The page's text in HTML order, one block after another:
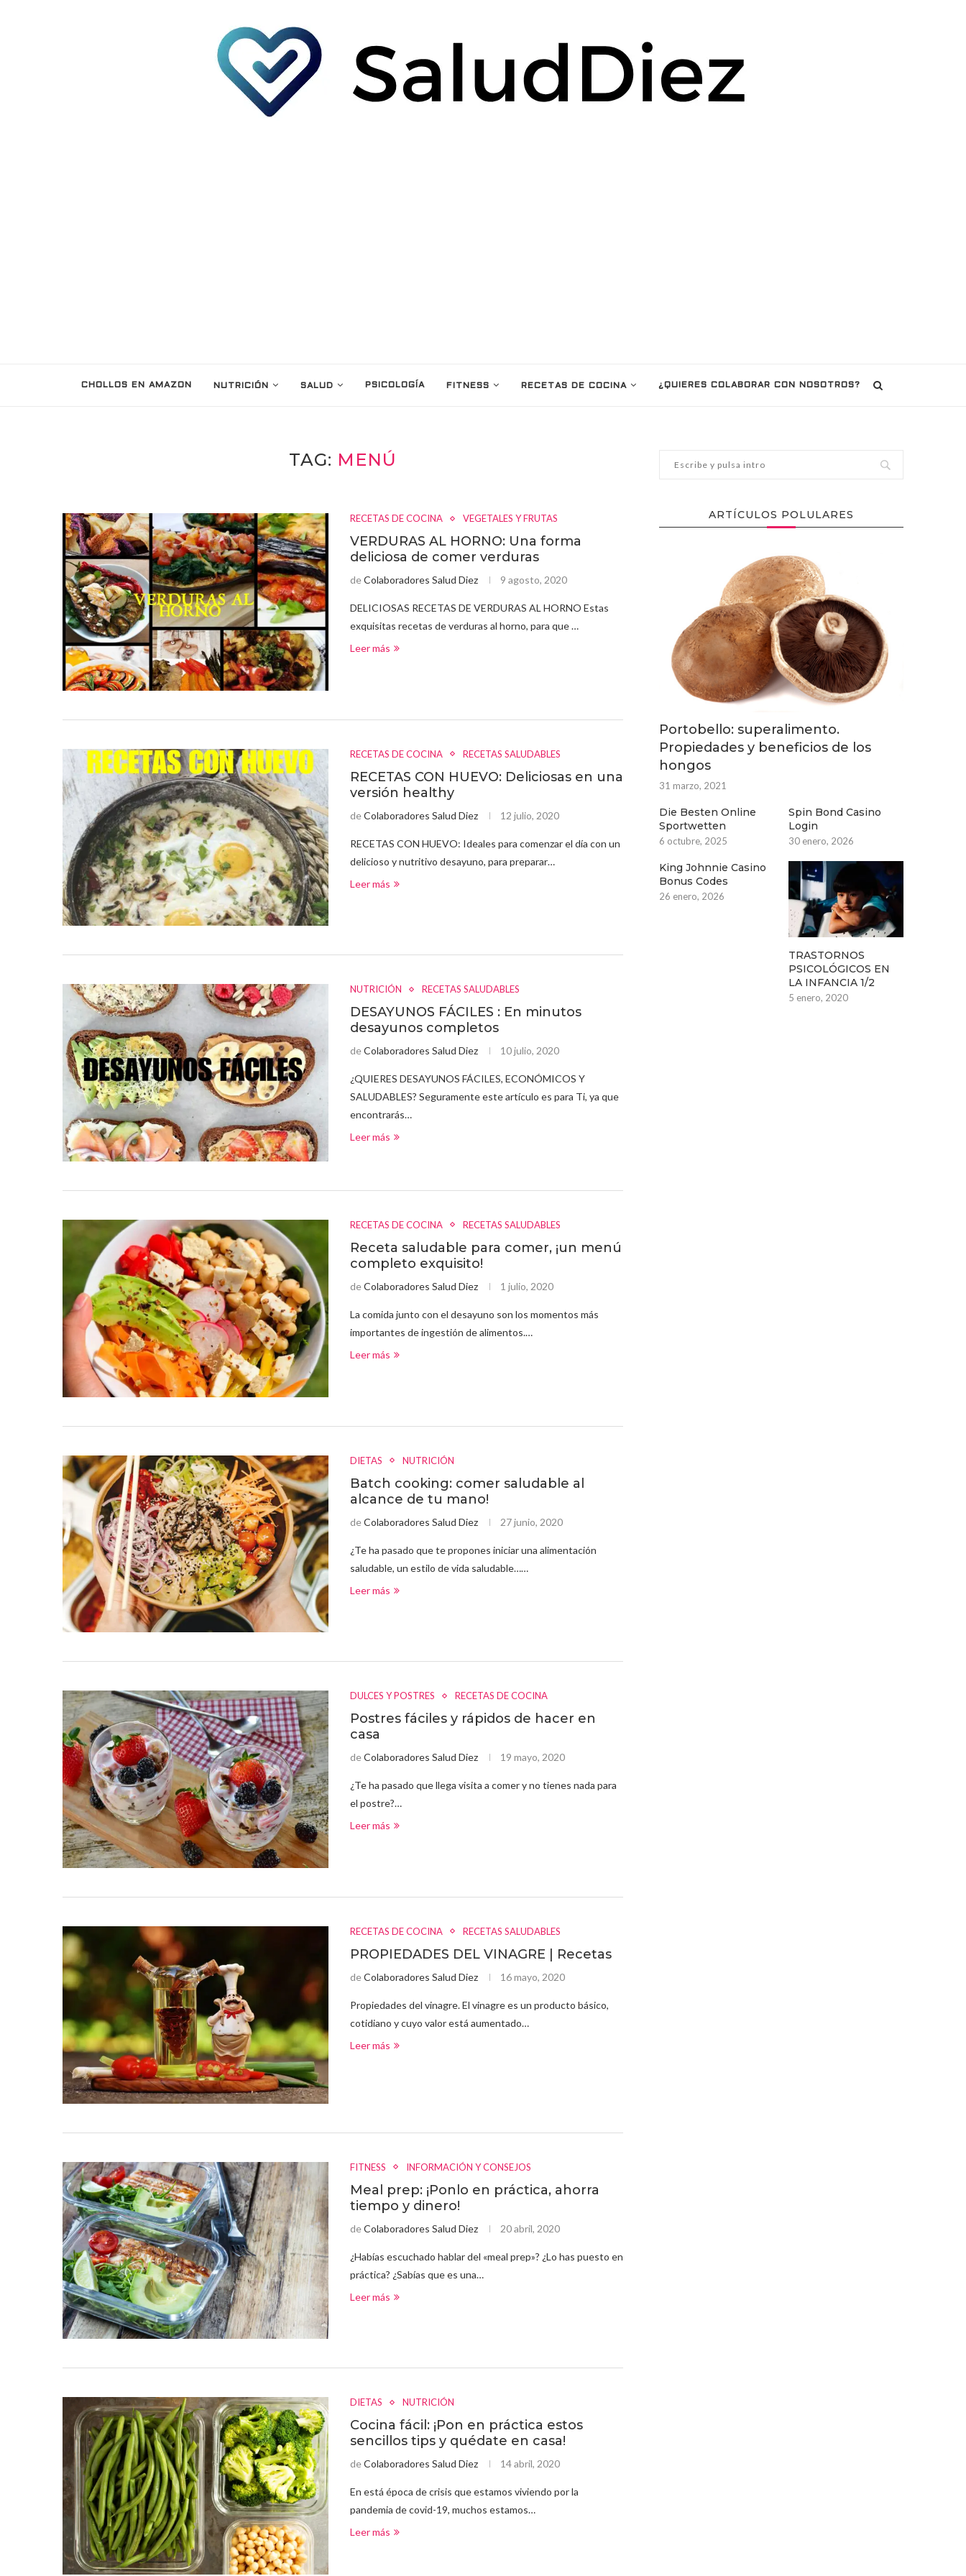
CHOLLOS EN AMAZON NUTRICIÓN SALUD PSICOLOGÍA FITNESS RECETAS DE COCINA ¿QUIERES COLABORAR CON NOSOTROS?
TAG: MENÚ
RECETAS DE COCINA VEGETALES Y FRUTAS
VERDURAS AL HORNO: Una forma
deliciosa de comer verduras
deColaboradores Salud Diez 9 agosto, 2020
DELICIOSAS RECETAS DE VERDURAS AL HORNO Estas
exquisitas recetas de verduras al horno, para que …
Leer más
RECETAS DE COCINA RECETAS SALUDABLES
RECETAS CON HUEVO: Deliciosas en una
versión healthy
deColaboradores Salud Diez 12 julio, 2020
RECETAS CON HUEVO: Ideales para comenzar el día con un
delicioso y nutritivo desayuno, para preparar…
Leer más
NUTRICIÓN RECETAS SALUDABLES
DESAYUNOS FÁCILES : En minutos
desayunos completos
deColaboradores Salud Diez 10 julio, 2020
¿QUIERES DESAYUNOS FÁCILES, ECONÓMICOS Y
SALUDABLES? Seguramente este artículo es para Ti, ya que
encontrarás…
Leer más
RECETAS DE COCINA RECETAS SALUDABLES
Receta saludable para comer, ¡un menú
completo exquisito!
deColaboradores Salud Diez 1 julio, 2020
La comida junto con el desayuno son los momentos más
importantes de ingestión de alimentos.…
Leer más
DIETAS NUTRICIÓN
Batch cooking: comer saludable al
alcance de tu mano!
deColaboradores Salud Diez 27 junio, 2020
¿Te ha pasado que te propones iniciar una alimentación
saludable, un estilo de vida saludable……
Leer más
DULCES Y POSTRES RECETAS DE COCINA
Postres fáciles y rápidos de hacer en
casa
deColaboradores Salud Diez 19 mayo, 2020
¿Te ha pasado que llega visita a comer y no tienes nada para
el postre?…
Leer más
RECETAS DE COCINA RECETAS SALUDABLES
PROPIEDADES DEL VINAGRE | Recetas
deColaboradores Salud Diez 16 mayo, 2020
Propiedades del vinagre. El vinagre es un producto básico,
cotidiano y cuyo valor está aumentado…
Leer más
FITNESS INFORMACIÓN Y CONSEJOS
Meal prep: ¡Ponlo en práctica, ahorra
tiempo y dinero!
deColaboradores Salud Diez 20 abril, 2020
¿Habías escuchado hablar del «meal prep»? ¿Lo has puesto en
práctica? ¿Sabías que es una…
Leer más
DIETAS NUTRICIÓN
Cocina fácil: ¡Pon en práctica estos
sencillos tips y quédate en casa!
deColaboradores Salud Diez 14 abril, 2020
En está época de crisis que estamos viviendo por la
pandemia de covid-19, muchos estamos…
Leer más
ARTÍCULOS POLULARES
Portobello: superalimento.
Propiedades y beneficios de los
hongos
31 marzo, 2021
Die Besten Online
Sportwetten
6 octubre, 2025
Spin Bond Casino
Login
30 enero, 2026
King Johnnie Casino
Bonus Codes
26 enero, 2026
TRASTORNOS
PSICOLÓGICOS EN
LA INFANCIA 1/2
5 enero, 2020